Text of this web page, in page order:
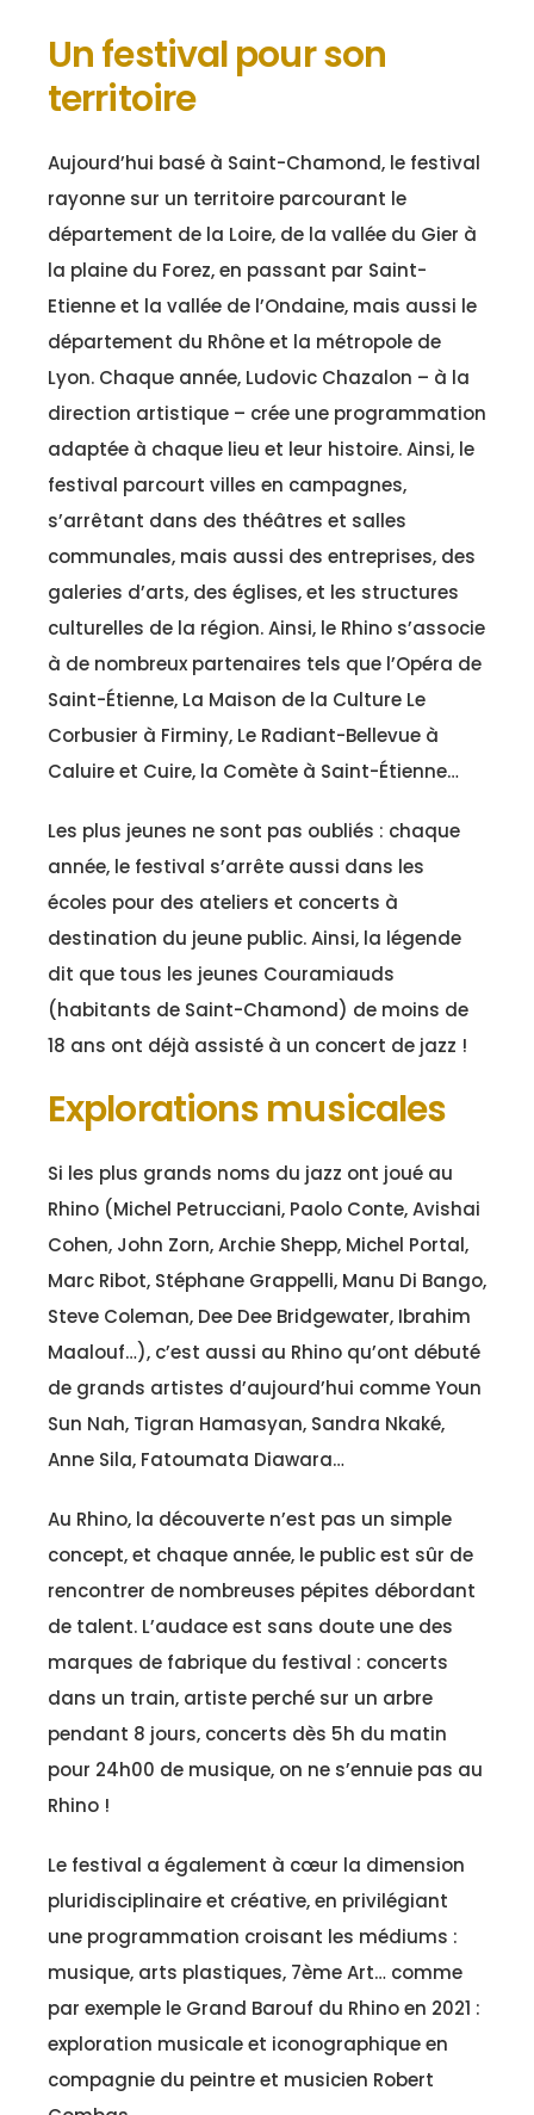
Un festival pour son
territoire
Aujourd’hui basé à Saint-Chamond, le festival
rayonne sur un territoire parcourant le
département de la Loire, de la vallée du Gier à
la plaine du Forez, en passant par Saint-
Etienne et la vallée de l’Ondaine, mais aussi le
département du Rhône et la métropole de
Lyon. Chaque année, Ludovic Chazalon – à la
direction artistique – crée une programmation
adaptée à chaque lieu et leur histoire. Ainsi, le
festival parcourt villes en campagnes,
s’arrêtant dans des théâtres et salles
communales, mais aussi des entreprises, des
galeries d’arts, des églises, et les structures
culturelles de la région. Ainsi, le Rhino s’associe
à de nombreux partenaires tels que l’Opéra de
Saint-Étienne, La Maison de la Culture Le
Corbusier à Firminy, Le Radiant-Bellevue à
Caluire et Cuire, la Comète à Saint-Étienne…
Les plus jeunes ne sont pas oubliés : chaque
année, le festival s’arrête aussi dans les
écoles pour des ateliers et concerts à
destination du jeune public. Ainsi, la légende
dit que tous les jeunes Couramiauds
(habitants de Saint-Chamond) de moins de
18 ans ont déjà assisté à un concert de jazz !
Explorations musicales
Si les plus grands noms du jazz ont joué au
Rhino (Michel Petrucciani, Paolo Conte, Avishai
Cohen, John Zorn, Archie Shepp, Michel Portal,
Marc Ribot, Stéphane Grappelli, Manu Di Bango,
Steve Coleman, Dee Dee Bridgewater, Ibrahim
Maalouf…), c’est aussi au Rhino qu’ont débuté
de grands artistes d’aujourd’hui comme Youn
Sun Nah, Tigran Hamasyan, Sandra Nkaké,
Anne Sila, Fatoumata Diawara…
Au Rhino, la découverte n’est pas un simple
concept, et chaque année, le public est sûr de
rencontrer de nombreuses pépites débordant
de talent. L’audace est sans doute une des
marques de fabrique du festival : concerts
dans un train, artiste perché sur un arbre
pendant 8 jours, concerts dès 5h du matin
pour 24h00 de musique, on ne s’ennuie pas au
Rhino !
Le festival a également à cœur la dimension
pluridisciplinaire et créative, en privilégiant
une programmation croisant les médiums :
musique, arts plastiques, 7ème Art… comme
par exemple le Grand Barouf du Rhino en 2021 :
exploration musicale et iconographique en
compagnie du peintre et musicien Robert